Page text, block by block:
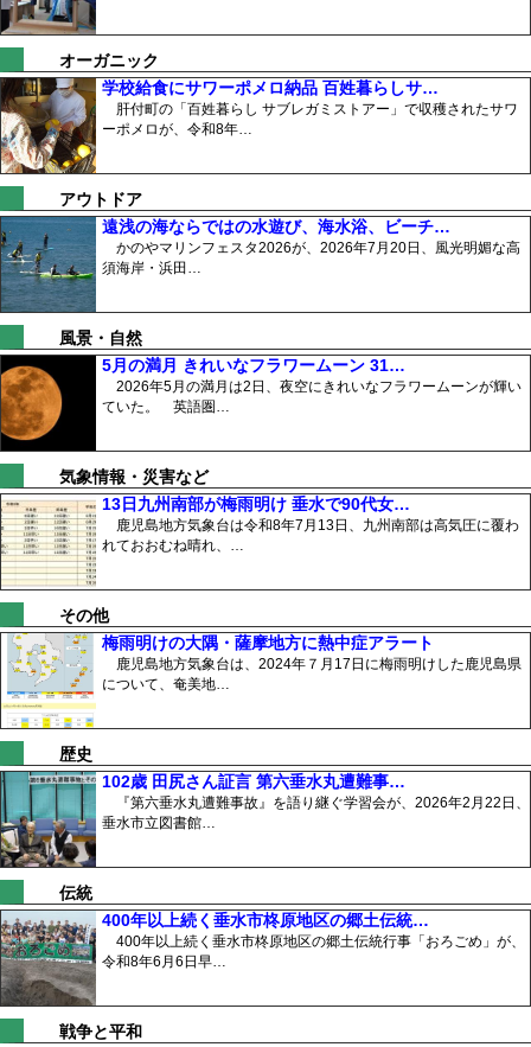
オーガニック
学校給食にサワーポメロ納品 百姓暮らしサ…
肝付町の「百姓暮らし サブレガミストアー」で収穫されたサワ
ーポメロが、令和8年…
アウトドア
遠浅の海ならではの水遊び、海水浴、ビーチ…
かのやマリンフェスタ2026が、2026年7月20日、風光明媚な高
須海岸・浜田…
風景・自然
5月の満月 きれいなフラワームーン 31…
2026年5月の満月は2日、夜空にきれいなフラワームーンが輝い
ていた。 英語圏…
気象情報・災害など
13日九州南部が梅雨明け 垂水で90代女…
鹿児島地方気象台は令和8年7月13日、九州南部は高気圧に覆わ
れておおむね晴れ、…
その他
梅雨明けの大隅・薩摩地方に熱中症アラート
鹿児島地方気象台は、2024年７月17日に梅雨明けした鹿児島県
について、奄美地…
歴史
102歳 田尻さん証言 第六垂水丸遭難事…
『第六垂水丸遭難事故』を語り継ぐ学習会が、2026年2月22日、
垂水市立図書館…
伝統
400年以上続く垂水市柊原地区の郷土伝統…
400年以上続く垂水市柊原地区の郷土伝統行事「おろごめ」が、
令和8年6月6日早…
戦争と平和